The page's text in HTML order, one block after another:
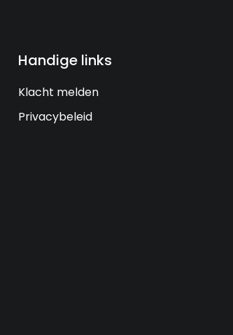
Handige links
Klacht melden
Privacybeleid